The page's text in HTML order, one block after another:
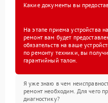
Какие документы вы
На этапе приема устройства
ремонт вам будет
обязательств на ваше
по ремонту техники, вы
гарантийный талон.
Я уже знаю в чем
ремонт необходим. Для чего
диагностику?